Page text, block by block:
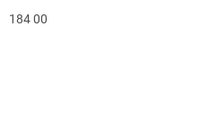
184 00